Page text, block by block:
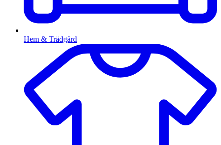
Hem & Trädgård